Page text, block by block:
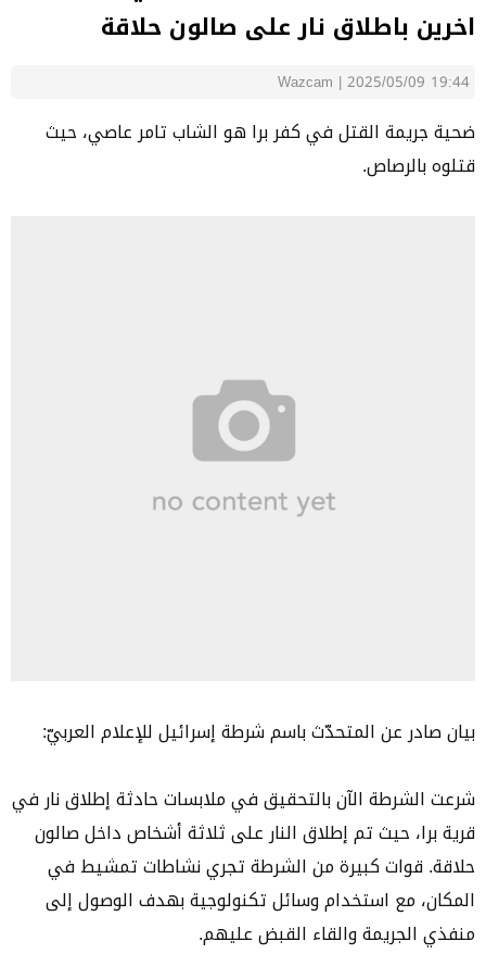
اخرين باطلاق نار على صالون حلاقة
Wazcam | 2025/05/09 19:44
ضحية جريمة القتل في كفر برا هو الشاب تامر عاصي، حيث
قتلوه بالرصاص.
بيان صادر عن المتحدّث باسم شرطة إسرائيل للإعلام العربيّ:
شرعت الشرطة الآن بالتحقيق في ملابسات حادثة إطلاق نار في
قرية برا، حيث تم إطلاق النار على ثلاثة أشخاص داخل صالون
حلاقة. قوات كبيرة من الشرطة تجري نشاطات تمشيط في
المكان، مع استخدام وسائل تكنولوجية بهدف الوصول إلى
منفذي الجريمة والقاء القبض عليهم.